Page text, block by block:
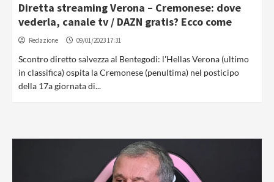
Diretta streaming Verona – Cremonese: dove
vederla, canale tv / DAZN gratis? Ecco come
Redazione 09/01/2023 17:31
Scontro diretto salvezza al Bentegodi: l'Hellas Verona (ultimo
in classifica) ospita la Cremonese (penultima) nel posticipo
della 17a giornata di...